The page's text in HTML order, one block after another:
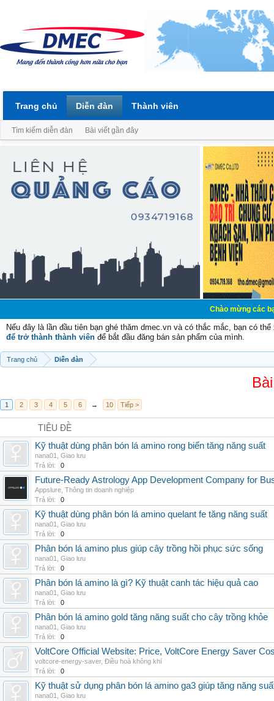
Chào mừng các bạn đến
Nếu đây là lần đầu tiên bạn ghé thăm dmec.vn và có thắc mắc, bạn có
để trở thành thành viên để bắt đầu đăng bán sản phẩm của mình.
Trang chủ Diễn đàn
1 2 3 4 5 6 → 10 Tiếp >
TIÊU ĐỀ
Kỹ thuật dùng phân bón lá amino rong biển tăng năng suất
nana01
Giao lưu
Trả lời:
0
Future-Ready Astrology App Development Company for
Appslure Thông tin doanh nghiệp
Trả lời:
0
Kỹ thuật dùng phân bón lá amino quelant fe tăng năng suất
nana01
Giao lưu
Trả lời:
0
Phân bón lá amino plus giúp cây trồng hồi phục sức sống
nana01
Giao lưu
Trả lời:
0
Phân bón lá amino là gì? Kỹ thuật canh tác hiệu quả cao
nana01
Giao lưu
Trả lời:
0
Phân bón lá amino gold tăng năng suất cho cây trồng khỏe
nana01
Giao lưu
Trả lời:
0
VoltCore Official Website: Price, VoltCore Energy Saver
voltcore-energy-saver, Điều hoà không khí
Trả lời:
0
Kỹ thuật sử dụng phân bón lá amino ga3 giúp tăng năng
nana01
Giao lưu
Trang chủ Diễn đàn
Tìm kiếm diễn đàn Bài viết gần đây
Thành viên